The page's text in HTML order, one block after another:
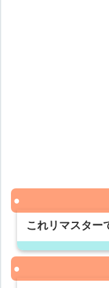
これリマスター